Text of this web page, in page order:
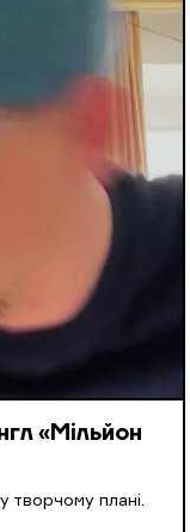
«Мільйон
творчому плані.